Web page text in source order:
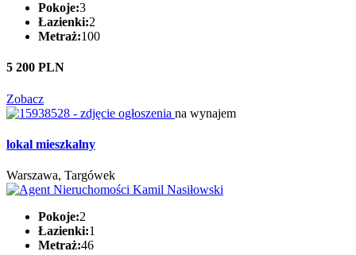
Pokoje:3
Łazienki:2
Metraż:100
5 200 PLN
Zobacz
na wynajem
lokal mieszkalny
Warszawa, Targówek
Pokoje:2
Łazienki:1
Metraż:46